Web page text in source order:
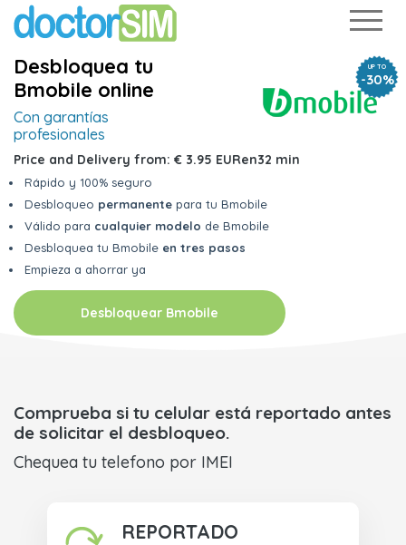
UP TO
-30%
Desbloquea tu
Bmobile online
Con garantías
profesionales
Price and Delivery from: € 3.95 EURen32 min
Rápido y 100% seguro
Desbloqueo permanente para tu Bmobile
Válido para cualquier modelo de Bmobile
Desbloquea tu Bmobile en tres pasos
Empieza a ahorrar ya
Desbloquear Bmobile
Comprueba si tu celular está reportado antes
de solicitar el desbloqueo.
Chequea tu telefono por IMEI
REPORTADO